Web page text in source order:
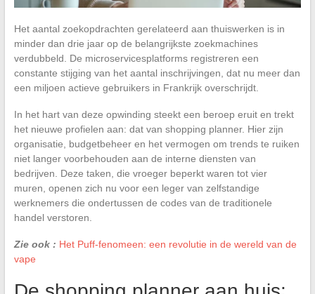
Het aantal zoekopdrachten gerelateerd aan thuiswerken is in
minder dan drie jaar op de belangrijkste zoekmachines
verdubbeld. De microservicesplatforms registreren een
constante stijging van het aantal inschrijvingen, dat nu meer dan
een miljoen actieve gebruikers in Frankrijk overschrijdt.
In het hart van deze opwinding steekt een beroep eruit en trekt
het nieuwe profielen aan: dat van shopping planner. Hier zijn
organisatie, budgetbeheer en het vermogen om trends te ruiken
niet langer voorbehouden aan de interne diensten van
bedrijven. Deze taken, die vroeger beperkt waren tot vier
muren, openen zich nu voor een leger van zelfstandige
werknemers die ondertussen de codes van de traditionele
handel verstoren.
Zie ook : Het Puff-fenomeen: een revolutie in de wereld van de
vape